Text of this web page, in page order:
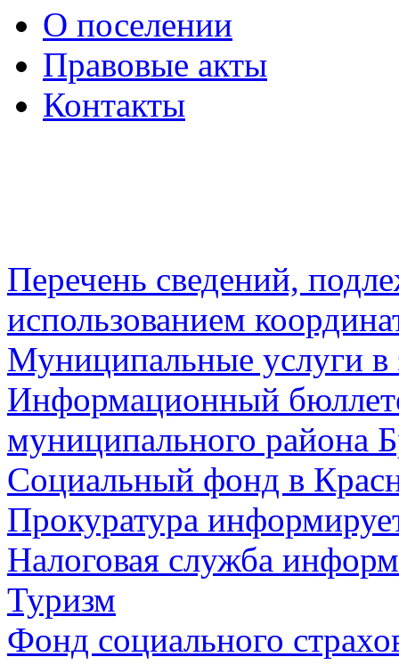
О поселении
Правовые акты
Контакты
Перечень сведений,
использованием
Муниципальные услуги в
Информационный
муниципального района
Социальный фонд в
Прокуратура
Налоговая служба
Туризм
Фонд социального